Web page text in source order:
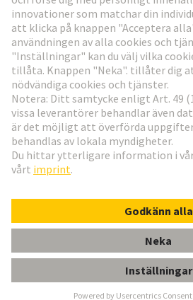
ACCESREDU WITH O-RING
Gå till registrering
Social Media
Sverige
© Teknologi-koncernen HARTING
ImprintIntegritetspolicy
Kundinformation